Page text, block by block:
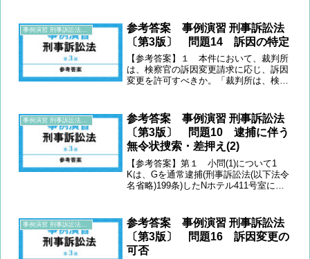
事例演習 刑事訴訟法〔第3版〕
参考答案 事例演習 刑事訴訟法
〔第3版〕 問題14 訴因の特定
【参考答案】１ 本件において、裁判所
は、検察官の訴因変更請求に応じ、訴因
変更を許可すべきか。「裁判所は、検察
の「変更を許さなければならない」(刑
事訴訟法(以下法令名省略...
事例演習 刑事訴訟法〔第3版〕
参考答案 事例演習 刑事訴訟法
〔第3版〕 問題10 逮捕に伴う
無令状捜索・差押え(2)
【参考答案】第１ 小問(1)について1
Kは、Gを通常逮捕(刑事訴訟法(以下法令
名省略)199条)したNホテル411号室にお
入れるなどしてその身体を捜索し、発見
した大麻...
事例演習 刑事訴訟法〔第3版〕
参考答案 事例演習 刑事訴訟法
〔第3版〕 問題16 訴因変更の
可否